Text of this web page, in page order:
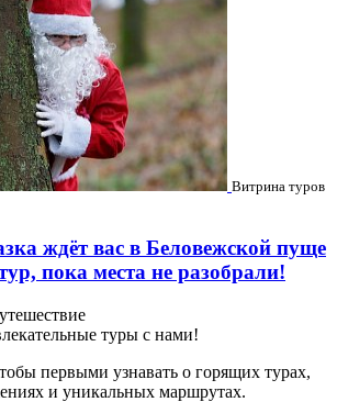
Витрина туров
ждёт вас в Беловежской пуще
пока места не разобрали!
туры с нами!
первыми узнавать о горящих турах,
и уникальных маршрутах.